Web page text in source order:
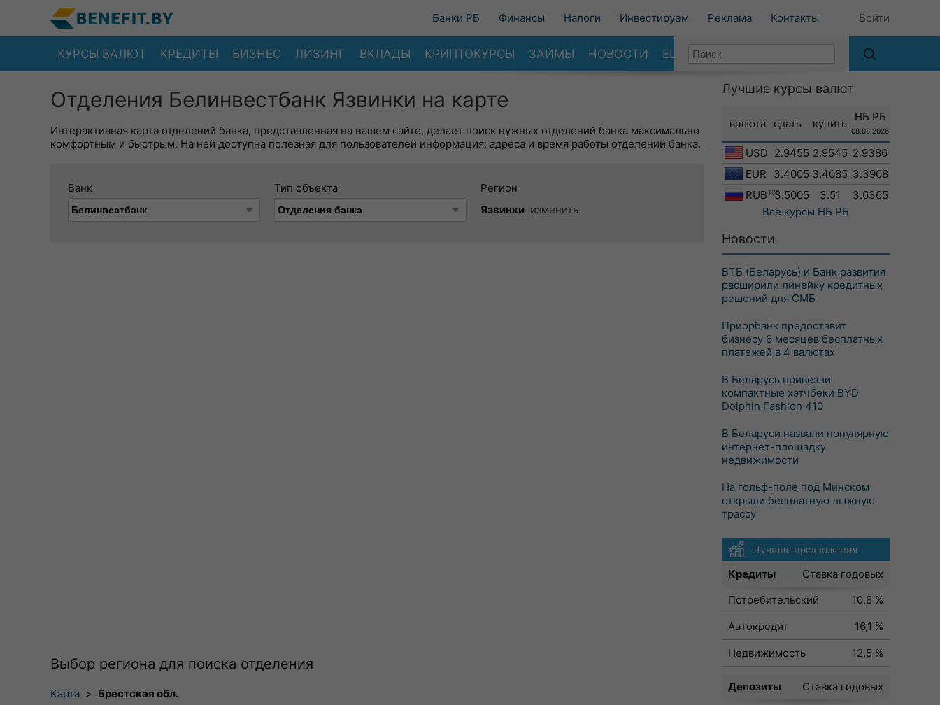
Банки РБ Финансы Налоги Инвестируем Реклама Контакты Войти
КУРСЫ ВАЛЮТ КРЕДИТЫ БИЗНЕС ЛИЗИНГ ВКЛАДЫ КРИПТОКУРСЫ ЗАЙМЫ НОВОСТИ ЕЩЕ
Отделения Белинвестбанк Язвинки на карте
Интерактивная карта отделений банка, представленная на нашем сайте, делает поиск нужных отделений банка максимально
комфортным и быстрым. На ней доступна полезная для пользователей информация: адреса и время работы отделений банка.
Банк Тип объекта
Регион
Язвинки изменить
Выбор региона для поиска отделения
Карта > Брестская обл.
Лучшие курсы валют
валюта сдать купить
НБ РБ
08.08.2026
USD 2.9455 2.9545 2.9386
EUR
3.4005 3.4085 3.3908
RUB 1003.5005 3.51
3.6365
Все курсы НБ РБ
Новости
ВТБ (Беларусь) и Банк развития
расширили линейку кредитных
решений для СМБ
Приорбанк предоставит
бизнесу 6 месяцев бесплатных
платежей в 4 валютах
В Беларусь привезли
компактные хэтчбеки BYD
Dolphin Fashion 410
В Беларуси назвали популярную
интернет-площадку
недвижимости
На гольф-поле под Минском
открыли бесплатную лыжную
трассу
Лучшие предложения
Кредиты
Ставка годовых
Потребительский
10,8 %
Автокредит
16,1 %
Недвижимость
12,5 %
Депозиты
Ставка годовых